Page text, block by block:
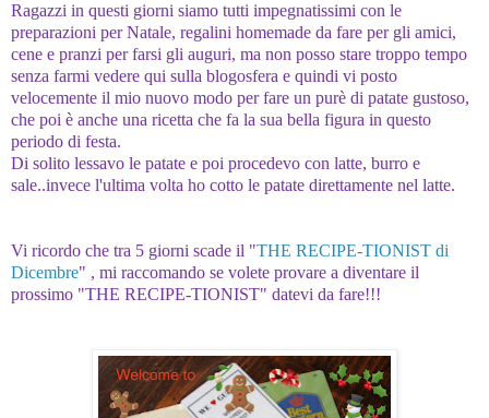
Ragazzi in questi giorni siamo tutti impegnatissimi con le
preparazioni per Natale, regalini homemade da fare per gli amici,
cene e pranzi per farsi gli auguri, ma non posso stare troppo tempo
senza farmi vedere qui sulla blogosfera e quindi vi posto
velocemente il mio nuovo modo per fare un purè di patate gustoso,
che poi è anche una ricetta che fa la sua bella figura in questo
periodo di festa.
Di solito lessavo le patate e poi procedevo con latte, burro e
sale..invece l'ultima volta ho cotto le patate direttamente nel latte.
Vi ricordo che tra 5 giorni scade il "THE RECIPE-TIONIST di
Dicembre" , mi raccomando se volete provare a diventare il
prossimo "THE RECIPE-TIONIST" datevi da fare!!!